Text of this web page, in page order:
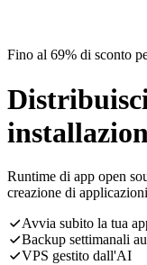
Fino al 69% di sconto
Runtime di app open
creazione di
Avvia subito la tua
Backup settimanali
VPS gestito dall'AI